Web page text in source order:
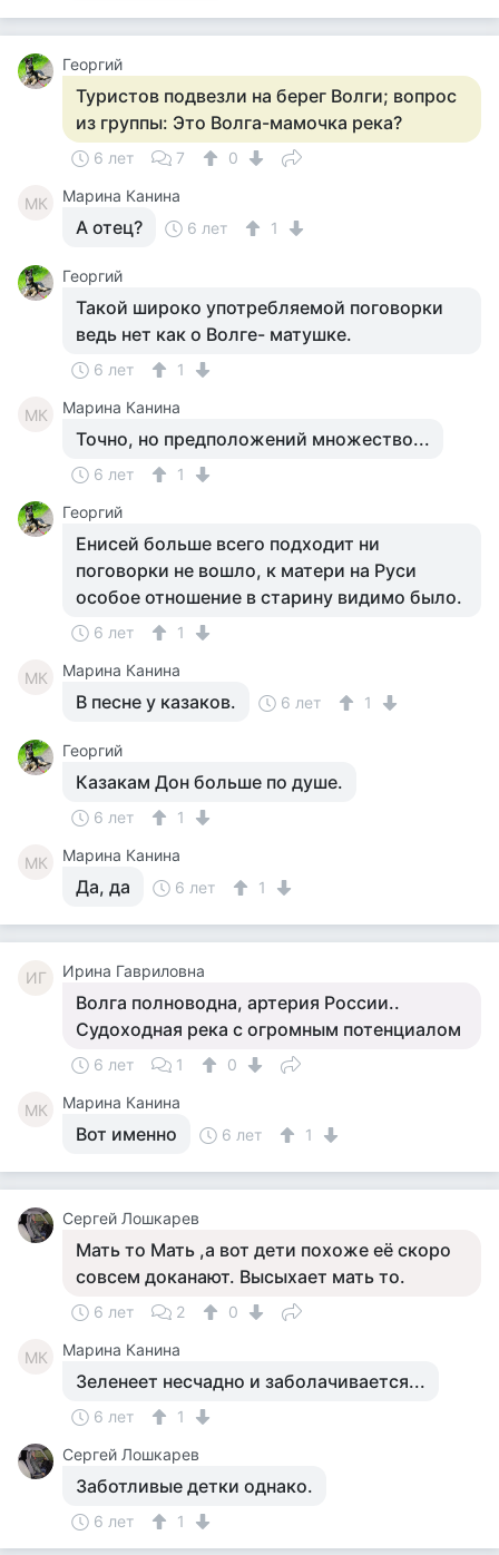
Георгий
Туристов подвезли на берег Волги; вопрос
из группы: Это Волга-мамочка река?
6 лет 7 0
МК Марина Канина
А отец? 6 лет 1
Георгий
Такой широко употребляемой поговорки
ведь нет как о Волге- матушке.
6 лет 1
МК Марина Канина
Точно, но предположений множество...
6 лет
1
Георгий
Енисей больше всего подходит ни
поговорки не вошло, к матери на Руси
особое отношение в старину видимо было.
6 лет 1
МК Марина Канина
В песне у казаков. 6 лет 1
Георгий
Казакам Дон больше по душе.
6 лет 1
МК Марина Канина
Да, да 6 лет 1
ИГ Ирина Гавриловна
Волга полноводна, артерия России..
Судоходная река с огромным потенциалом
6 лет 1 0
МК Марина Канина
Вот именно 6 лет 1
Сергей Лошкарев
Мать то Мать ,а вот дети похоже её скоро
совсем доканают. Высыхает мать то.
6 лет 2 0
МК Марина Канина
Зеленеет несчадно и заболачивается...
6 лет
1
Сергей Лошкарев
Заботливые детки однако.
6 лет 1